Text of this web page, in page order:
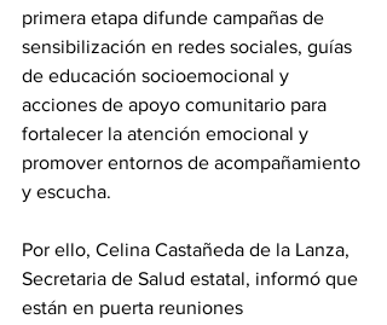
primera etapa difunde campañas de
sensibilización en redes sociales, guías
de educación socioemocional y
acciones de apoyo comunitario para
fortalecer la atención emocional y
promover entornos de acompañamiento
y escucha.
Por ello, Celina Castañeda de la Lanza,
Secretaria de Salud estatal, informó que
están en puerta reuniones